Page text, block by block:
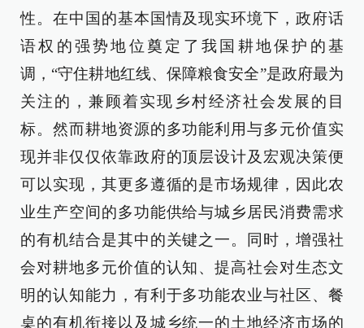
性。在中国的基本国情及现实环境下，政府话
语权的强势地位奠定了我国耕地保护的基
调，“守住耕地红线、保障粮食安全”是政府最为
关注的，兼顾着实现乡村经济社会发展的目
标。然而耕地资源的多功能利用与多元价值实
现并非仅仅依靠政府的顶层设计及宏观决策便
可以实现，其更多遵循的是市场规律，因此农
业生产空间的多功能供给与城乡居民消费需求
的有机结合是其中的关键之一。同时，增强社
会对耕地多元价值的认知、提高社会对生态文
明的认知能力，有利于多功能农业与社区、餐
桌的有机衔接以及城乡统一的土地经济市场的